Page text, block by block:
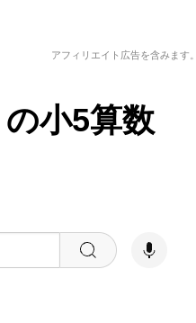
アフィリエイト広告を含みます。
小5算数